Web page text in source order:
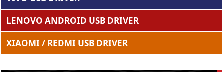
LENOVO ANDROID USB DRIVER
XIAOMI / REDMI USB DRIVER